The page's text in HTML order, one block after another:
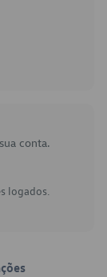
conta.
logados.